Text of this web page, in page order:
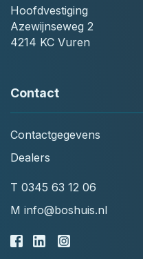
Hoofdvestiging
Azewijnseweg 2
4214 KC Vuren
Contact
Contactgegevens
Dealers
T 0345 63 12 06
M info@boshuis.nl